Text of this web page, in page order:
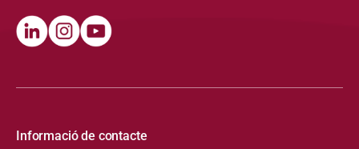
Informació de contacte